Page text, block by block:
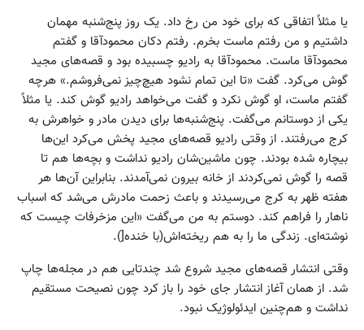
یا مثلاً‌ اتفاقی که برای خود من رخ داد. یک روز پنج‌شنبه مهمان
داشتیم و من رفتم ماست بخرم. رفتم دکان محمودآقا و گفتم
محمودآقا ماست. محمودآقا به رادیو چسبیده بود و قصه‌های مجید
گوش می‌کرد. گفت «تا این تمام نشود هیچ‌چیز نمی‌فروشم.» هرچه
گفتم ماست، او گوش نکرد و گفت می‌خواهد رادیو گوش کند. یا مثلاً
یکی از دوستانم می‌گفت. پنج‌شنبه‌ها برای دیدن مادر و خواهرش به
کرج می‌رفتند. از وقتی رادیو قصه‌های مجید پخش می‌کرد این‌ها
بیچاره شده بودند. چون ماشین‌شان رادیو نداشت و بچه‌ها هم تا
قصه را گوش نمی‌کردند از خانه بیرون نمی‌آمدند. بنابراین آن‌ها هر
هفته ظهر به کرج می‌رسیدند و باعث زحمت مادرش می‌شد که اسباب
ناهار را فراهم کند. دوستم به من می‌گفت «این مزخرفات چیست که
نوشته‌ای. زندگی ما را به هم ریخته‌اش(با خنده[).
وقتی انتشار قصه‌های مجید شروع شد چندتایی هم در مجله‌ها چاپ
شد. از همان آغاز انتشار جای خود را باز کرد چون نصیحت مستقیم
نداشت و هم‌چنین ایدئولوژیک نبود.